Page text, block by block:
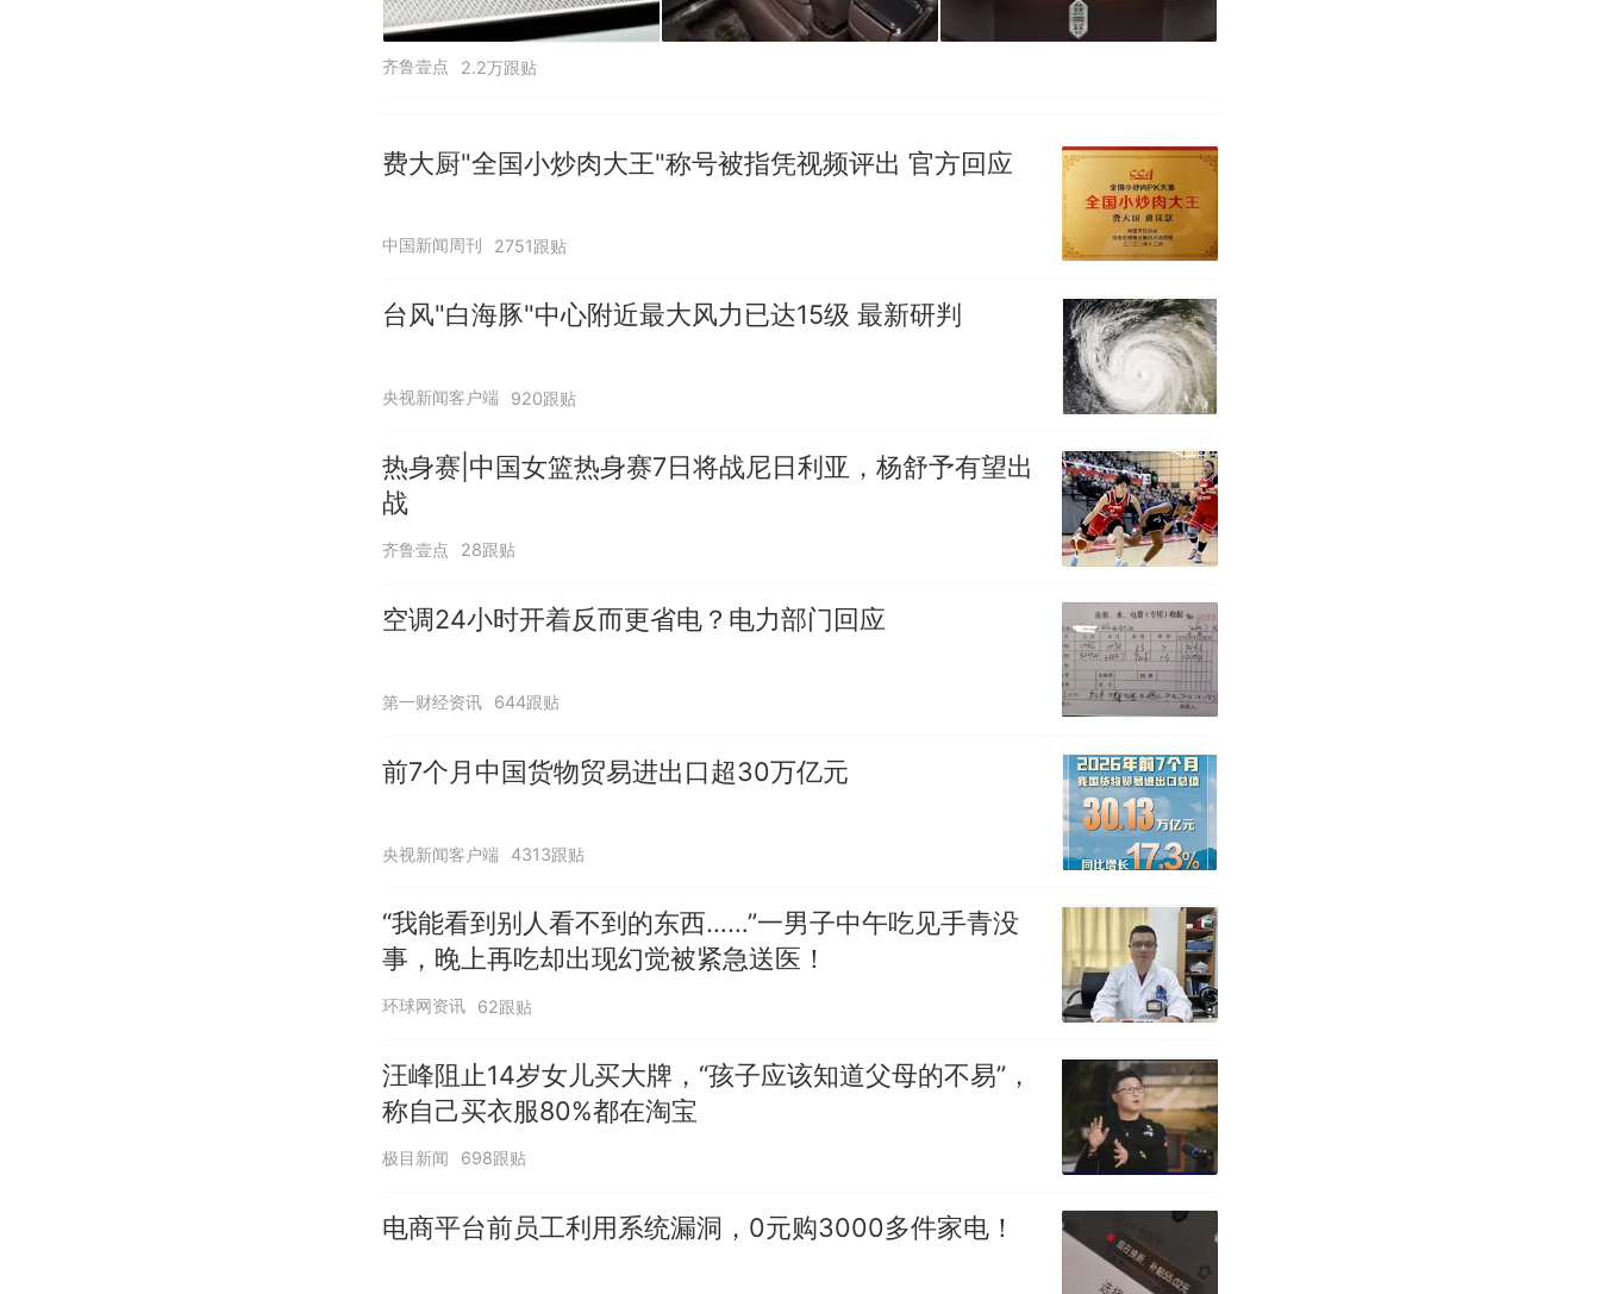
齐鲁壹点 2.2万跟贴
费大厨"全国小炒肉大王"称号被指凭视频评出 官方回应
中国新闻周刊 2751跟贴
台风"白海豚"中心附近最大风力已达15级 最新研判
央视新闻客户端 920跟贴
热身赛|中国女篮热身赛7日将战尼日利亚，杨舒予有望出
战
齐鲁壹点 28跟贴
空调24小时开着反而更省电？电力部门回应
第一财经资讯 644跟贴
前7个月中国货物贸易进出口超30万亿元
央视新闻客户端 4313跟贴
“我能看到别人看不到的东西……”一男子中午吃见手青没
事，晚上再吃却出现幻觉被紧急送医！
环球网资讯 62跟贴
汪峰阻止14岁女儿买大牌，“孩子应该知道父母的不易”，
称自己买衣服80%都在淘宝
极目新闻 698跟贴
电商平台前员工利用系统漏洞，0元购3000多件家电！